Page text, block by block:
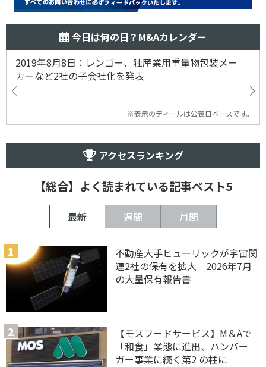
今日は何の日？M&Aカレンダー
2019年8月8日：レンゴー、独産業用重量物包装メー
カーなど2社の子会社化を発表
※表示のディールは公表日ベースです。
アクセスランキング
【総合】よく読まれている記事ベスト5
最新 週間 月間
不動産大手ヒューリックが宇宙関
連2社の保有を拡大 2026年7月
の大量保有報告書
【モスフードサービス】M＆Aで
「和食」業態に進出、ハンバー
ガー事業に続く第2 の柱に